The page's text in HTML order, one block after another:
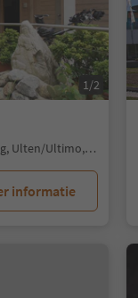
1/2
Santa Valburga/St. Walburg, Ulten/Ultimo, Meran/Merano and environs
informatie